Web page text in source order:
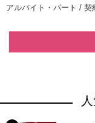
アルバイト・パート / 契